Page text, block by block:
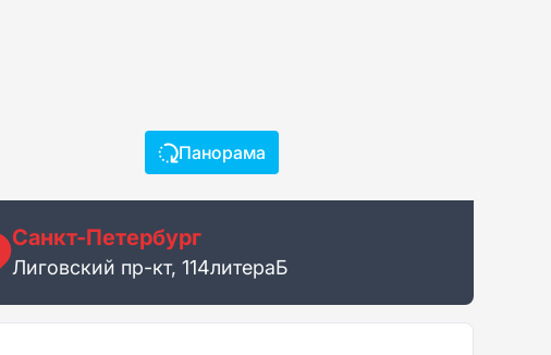
Панорама
Санкт-Петербург
Лиговский пр-кт, 114литераБ